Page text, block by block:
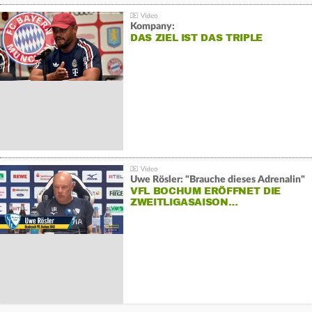
Kompany:
DAS ZIEL IST DAS TRIPLE
Uwe Rösler: "Brauche dieses Adrenalin"
VFL BOCHUM ERÖFFNET DIE
ZWEITLIGASAISON…